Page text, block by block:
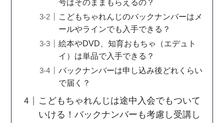
号はそのままもらえるの？
こどもちゃれんじのバックナンバーはメ
ールやラインでも入手できる？
絵本やDVD、知育おもちゃ（エデュト
イ）は単品で入手できる？
バックナンバーは申し込み後どれくらい
で届く？
こどもちゃれんじは途中入会でもついて
いける！バックナンバーも考慮し受講し